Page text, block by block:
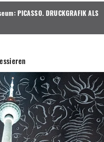
PICASSO. DRUCKGRAFIK ALS